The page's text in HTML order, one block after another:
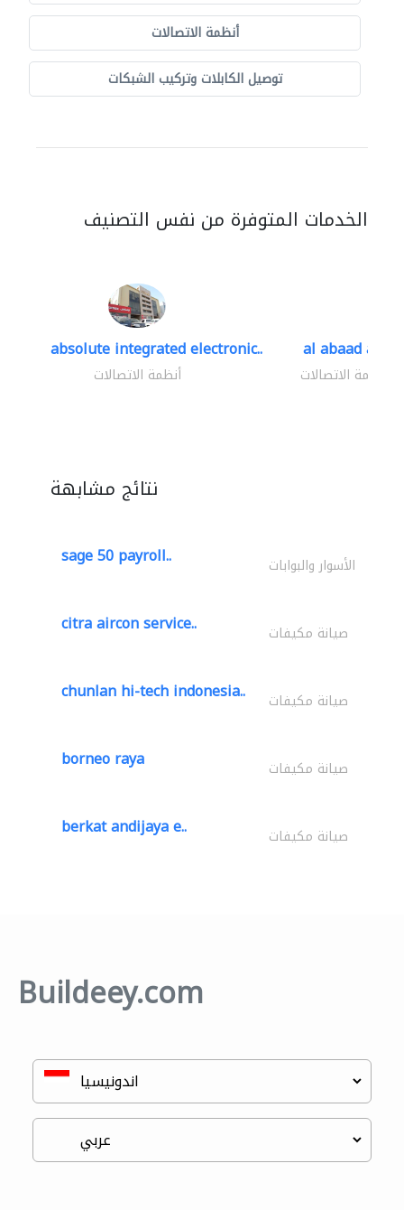
أنظمة الاتصالات
توصيل الكابلات وتركيب الشبكات
الخدمات المتوفرة من نفس التصنيف
absolute integrated electronic..
أنظمة الاتصالات
al abaad al..
أنظمة الاتصالات
نتائج مشابهة
sage 50 payroll.. الأسوار والبوابات
citra aircon service.. صيانة مكيفات
chunlan hi-tech indonesia.. صيانة مكيفات
borneo raya صيانة مكيفات
berkat andijaya e.. صيانة مكيفات
Buildeey.com